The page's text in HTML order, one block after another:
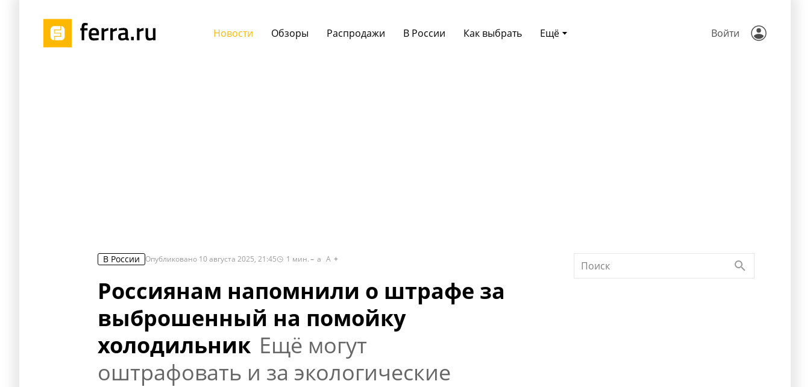
Ещё
Новости Обзоры Распродажи В России Как выбрать Войти
В России Опубликовано 10 августа 2025, 21:45 1 мин. a A
Россиянам напомнили о штрафе за
выброшенный на помойку
холодильник Ещё могут
оштрафовать и за экологические